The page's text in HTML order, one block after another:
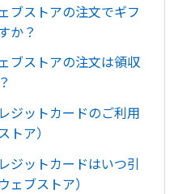
ブストアの注文でギフ
か？
ブストアの注文は領収
ジットカードのご利用
ア）
ジットカードはいつ引
ェブストア）